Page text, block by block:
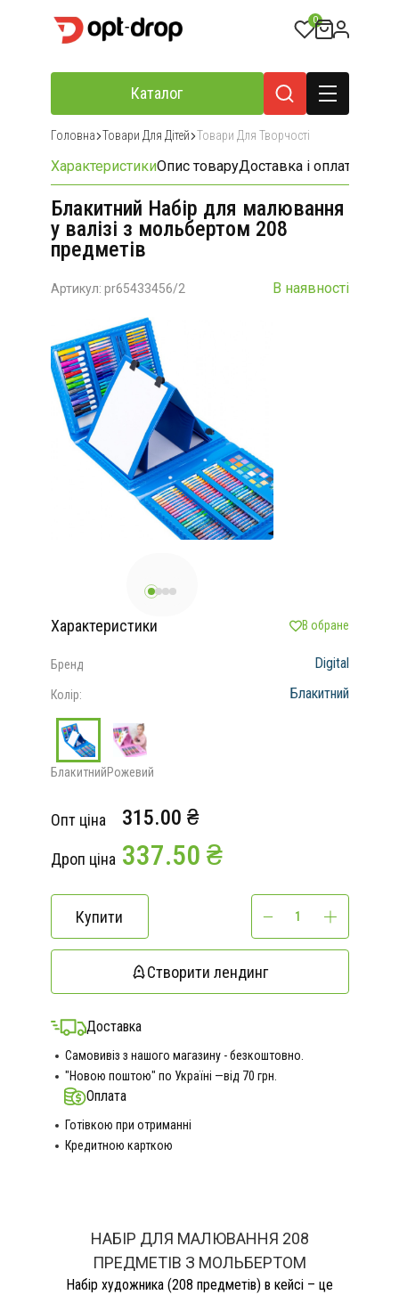
0
Каталог
Головна Товари Для Дітей Товари Для Творчості
ХарактеристикиОпис товаруДоставка і оплата
Блакитний Набір для малювання
у валізі з мольбертом 208
предметів
Артикул: pr65433456/2 В наявності
Характеристики В обране
Бренд Digital
Колір: Блакитний
БлакитнийРожевий
Опт ціна 315.00 ₴
Дроп ціна 337.50 ₴
Купити
Створити лендинг
Доставка
Самовивіз з нашого магазину - безкоштовно.
"Новою поштою" по Україні —від 70 грн.
Оплата
Готівкою при отриманні
Кредитною карткою
НАБІР ДЛЯ МАЛЮВАННЯ 208
ПРЕДМЕТІВ З МОЛЬБЕРТОМ
Набір художника (208 предметів) в кейсі – це